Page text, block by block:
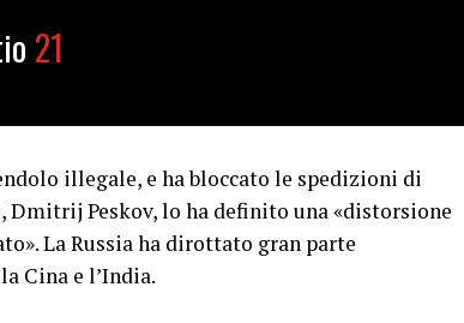
21
illegale, e ha bloccato le spedizioni di
Peskov, lo ha definito una «distorsione
La Russia ha dirottato gran parte
Cina e l’India.